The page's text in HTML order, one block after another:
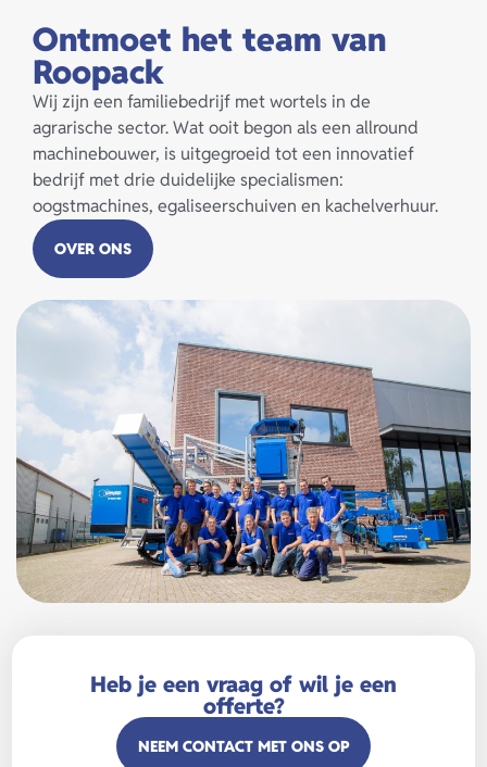
Ontmoet het team van
Roopack
Wij zijn een familiebedrijf met wortels in de
agrarische sector. Wat ooit begon als een allround
machinebouwer, is uitgegroeid tot een innovatief
bedrijf met drie duidelijke specialismen:
oogstmachines, egaliseerschuiven en kachelverhuur.
OVER ONS
Heb je een vraag of wil je een
offerte?
NEEM CONTACT MET ONS OP